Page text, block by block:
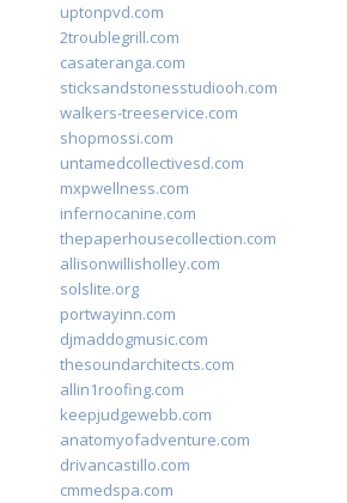
uptonpvd.com
2troublegrill.com
casateranga.com
sticksandstonesstudiooh.com
walkers-treeservice.com
shopmossi.com
untamedcollectivesd.com
mxpwellness.com
infernocanine.com
thepaperhousecollection.com
allisonwillisholley.com
solslite.org
portwayinn.com
djmaddogmusic.com
thesoundarchitects.com
allin1roofing.com
keepjudgewebb.com
anatomyofadventure.com
drivancastillo.com
cmmedspa.com